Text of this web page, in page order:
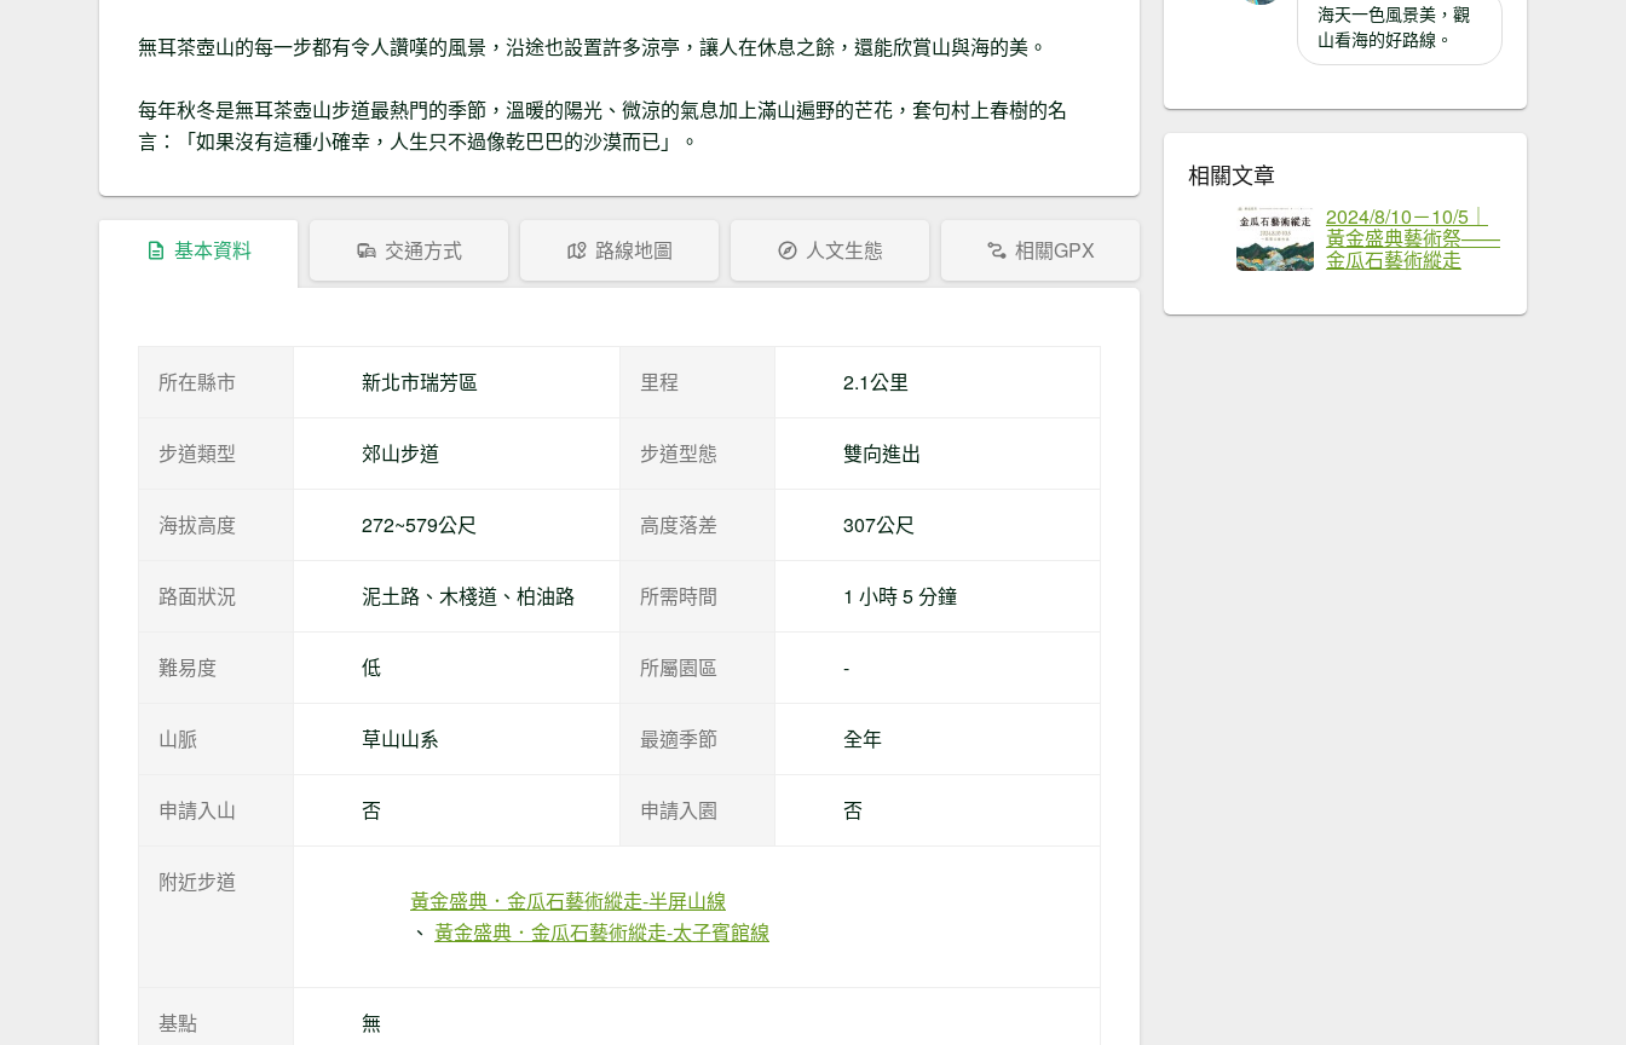
無耳茶壺山的每一步都有令人讚嘆的風景，沿途也設置許多涼亭，讓人在休息之餘，還能欣賞山與海的美。
每年秋冬是無耳茶壺山步道最熱門的季節，溫暖的陽光、微涼的氣息加上滿山遍野的芒花，套句村上春樹的名
言：「如果沒有這種小確幸，人生只不過像乾巴巴的沙漠而已」。
基本資料 交通方式 路線地圖 人文生態 相關GPX
所在縣市 新北市瑞芳區 里程 2.1公里
步道類型 郊山步道 步道型態 雙向進出
海拔高度 272~579公尺 高度落差 307公尺
路面狀況 泥土路、木棧道、柏油路 所需時間 1 小時 5 分鐘
難易度 低 所屬園區 -
山脈 草山山系 最適季節 全年
申請入山 否 申請入園 否
附近步道
黃金盛典．金瓜石藝術縱走-半屏山線
黃金盛典．金瓜石藝術縱走-太子賓館線
基點 無
海天一色風景美，觀
山看海的好路線。
相關文章
2024/8/10－10/5｜
黃金盛典藝術祭——
金瓜石藝術縱走